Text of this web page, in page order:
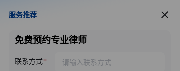
服务推荐
服务推荐
免费预约专业律师
联系方式